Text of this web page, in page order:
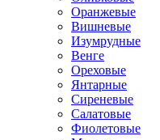
Оранжевые
Вишневые
Изумрудные
Венге
Ореховые
Янтарные
Сиреневые
Салатовые
Фиолетовые